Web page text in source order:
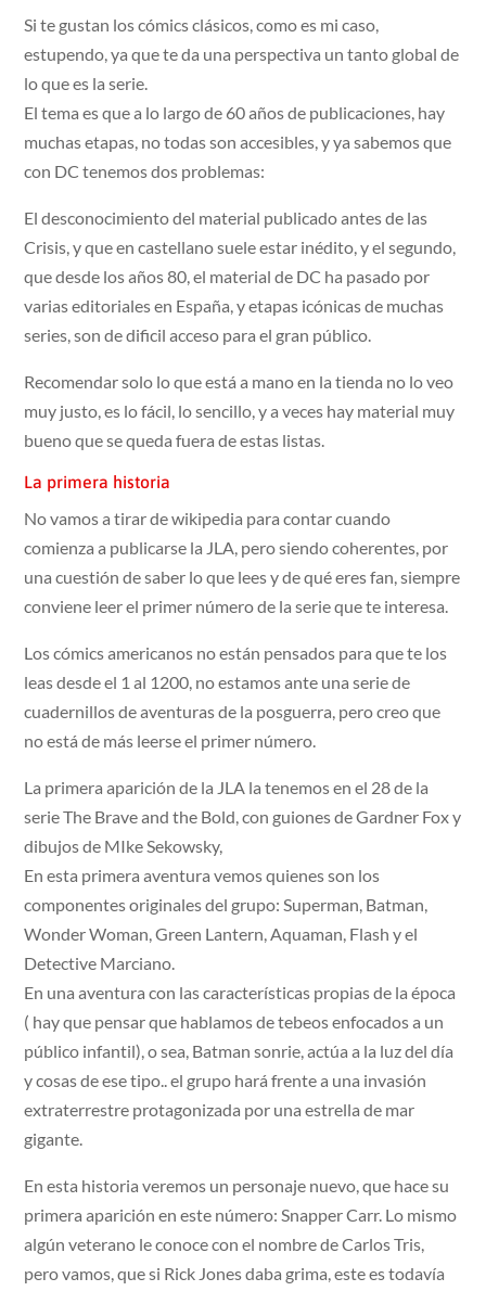
Si te gustan los cómics clásicos, como es mi caso,
estupendo, ya que te da una perspectiva un tanto global de
lo que es la serie.
El tema es que a lo largo de 60 años de publicaciones, hay
muchas etapas, no todas son accesibles, y ya sabemos que
con DC tenemos dos problemas:
El desconocimiento del material publicado antes de las
Crisis, y que en castellano suele estar inédito, y el segundo,
que desde los años 80, el material de DC ha pasado por
varias editoriales en España, y etapas icónicas de muchas
series, son de dificil acceso para el gran público.
Recomendar solo lo que está a mano en la tienda no lo veo
muy justo, es lo fácil, lo sencillo, y a veces hay material muy
bueno que se queda fuera de estas listas.
La primera historia
No vamos a tirar de wikipedia para contar cuando
comienza a publicarse la JLA, pero siendo coherentes, por
una cuestión de saber lo que lees y de qué eres fan, siempre
conviene leer el primer número de la serie que te interesa.
Los cómics americanos no están pensados para que te los
leas desde el 1 al 1200, no estamos ante una serie de
cuadernillos de aventuras de la posguerra, pero creo que
no está de más leerse el primer número.
La primera aparición de la JLA la tenemos en el 28 de la
serie The Brave and the Bold, con guiones de Gardner Fox y
dibujos de MIke Sekowsky,
En esta primera aventura vemos quienes son los
componentes originales del grupo: Superman, Batman,
Wonder Woman, Green Lantern, Aquaman, Flash y el
Detective Marciano.
En una aventura con las características propias de la época
( hay que pensar que hablamos de tebeos enfocados a un
público infantil), o sea, Batman sonrie, actúa a la luz del día
y cosas de ese tipo.. el grupo hará frente a una invasión
extraterrestre protagonizada por una estrella de mar
gigante.
En esta historia veremos un personaje nuevo, que hace su
primera aparición en este número: Snapper Carr. Lo mismo
algún veterano le conoce con el nombre de Carlos Tris,
pero vamos, que si Rick Jones daba grima, este es todavía